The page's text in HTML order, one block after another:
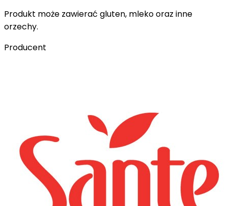
Produkt może zawierać gluten, mleko oraz inne
orzechy.
Producent